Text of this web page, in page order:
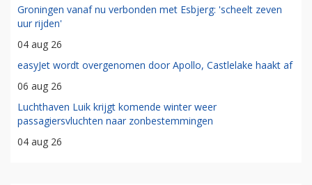
Groningen vanaf nu verbonden met Esbjerg: 'scheelt zeven
uur rijden'
04 aug 26
easyJet wordt overgenomen door Apollo, Castlelake haakt af
06 aug 26
Luchthaven Luik krijgt komende winter weer
passagiersvluchten naar zonbestemmingen
04 aug 26